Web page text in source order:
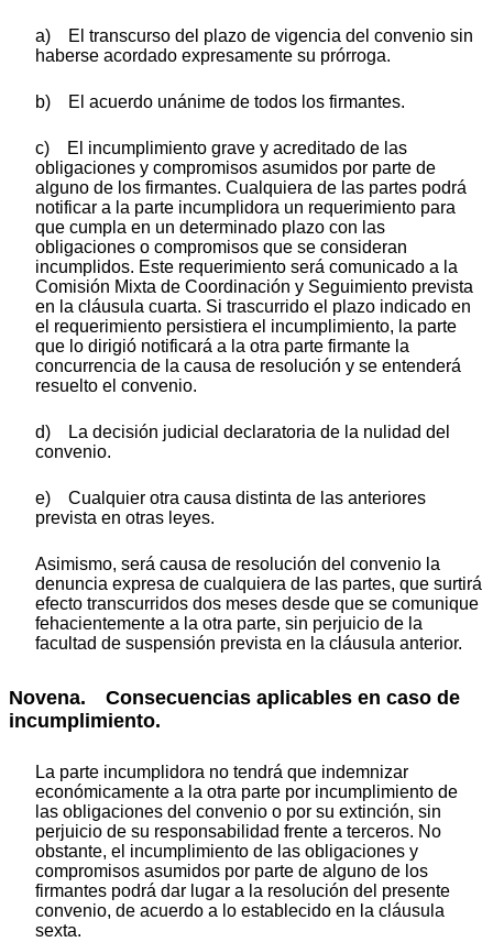
a) El transcurso del plazo de vigencia del convenio sin
haberse acordado expresamente su prórroga.
b) El acuerdo unánime de todos los firmantes.
c) El incumplimiento grave y acreditado de las
obligaciones y compromisos asumidos por parte de
alguno de los firmantes. Cualquiera de las partes podrá
notificar a la parte incumplidora un requerimiento para
que cumpla en un determinado plazo con las
obligaciones o compromisos que se consideran
incumplidos. Este requerimiento será comunicado a la
Comisión Mixta de Coordinación y Seguimiento prevista
en la cláusula cuarta. Si trascurrido el plazo indicado en
el requerimiento persistiera el incumplimiento, la parte
que lo dirigió notificará a la otra parte firmante la
concurrencia de la causa de resolución y se entenderá
resuelto el convenio.
d) La decisión judicial declaratoria de la nulidad del
convenio.
e) Cualquier otra causa distinta de las anteriores
prevista en otras leyes.
Asimismo, será causa de resolución del convenio la
denuncia expresa de cualquiera de las partes, que surtirá
efecto transcurridos dos meses desde que se comunique
fehacientemente a la otra parte, sin perjuicio de la
facultad de suspensión prevista en la cláusula anterior.
Novena. Consecuencias aplicables en caso de
incumplimiento.
La parte incumplidora no tendrá que indemnizar
económicamente a la otra parte por incumplimiento de
las obligaciones del convenio o por su extinción, sin
perjuicio de su responsabilidad frente a terceros. No
obstante, el incumplimiento de las obligaciones y
compromisos asumidos por parte de alguno de los
firmantes podrá dar lugar a la resolución del presente
convenio, de acuerdo a lo establecido en la cláusula
sexta.